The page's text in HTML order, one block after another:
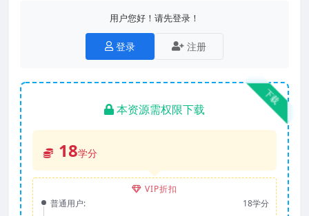
用户您好！请先登录！
登录 注册
下载
本资源需权限下载
18学分
VIP折扣
普通用户:
18学分